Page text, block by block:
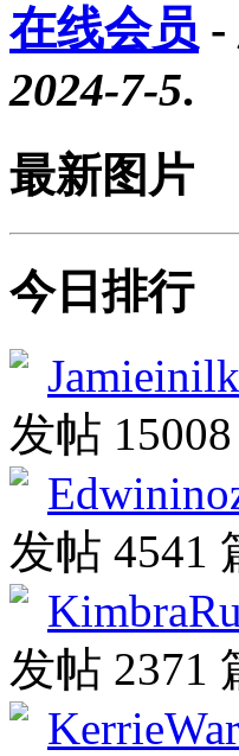
在线会员 -
2024-7-5.
最新图片
今日排行
Jamieinilk
发帖
发帖 4541
发帖 2371